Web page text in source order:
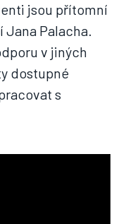
jsou přítomní
Jana Palacha.
v jiných
dostupné
s